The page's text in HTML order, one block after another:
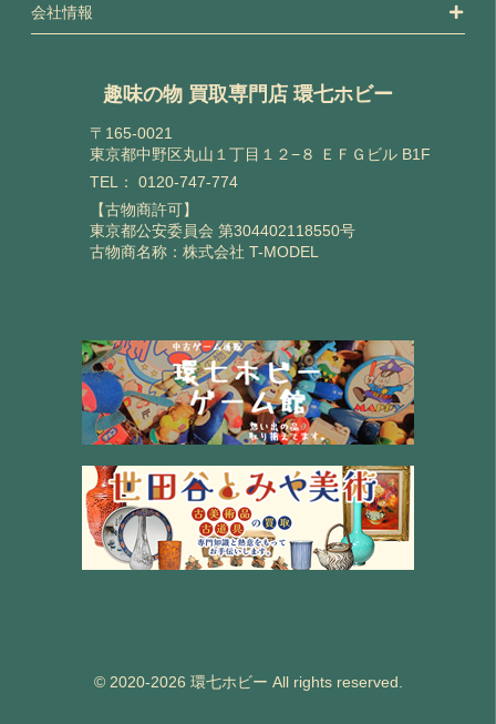
会社情報
趣味の物 買取専門店 環七ホビー
〒165-0021
東京都中野区丸山１丁目１２−８ ＥＦＧビル B1F
TEL： 0120-747-774
【古物商許可】
東京都公安委員会 第304402118550号
古物商名称：株式会社 T-MODEL
© 2020-2026 環七ホビー All rights reserved.